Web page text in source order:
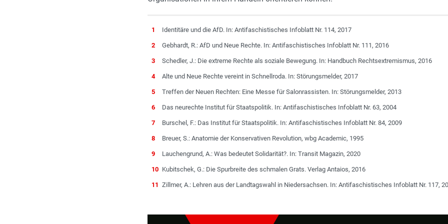
1 Identitäre und die AfD. In: Antifaschistisches Infoblatt Nr. 114, 2017
2 Gebhardt, R.: AfD und Neue Rechte. In: Antifaschistisches Infoblatt Nr. 111, 2016
3 Schedler, J.: Die extreme Rechte als soziale Bewegung. In: Handbuch Rechtsextremismus, 2016
4 Alte und Neue Rechte vereint in Schnellroda. In: Störungsmelder, 2017
5 Treffen der Neuen Rechten: Eine Messe für Salonrassisten. In: Störungsmelder, 2013
6 Das neurechte Institut für Staatspolitik. In: Antifaschistisches Infoblatt Nr. 63, 2004
7 Burschel, F.: Das Institut für Staatspolitik. In: Antifaschistisches Infoblatt Nr. 84, 2009
8 Breuer, S.: Anatomie der Konservativen Revolution, wbg Academic, 1995
9 Lauchengrund, A.: Was bedeutet Solidarität?. In: Transit Magazin, 2020
10 Kubitschek, G.: Die Spurbreite des schmalen Grats. Verlag Antaios, 2016
11 Zillmer, A.: Lehren aus der Landtagswahl in Niedersachsen. In: Antifaschistisches Infoblatt Nr. 117,